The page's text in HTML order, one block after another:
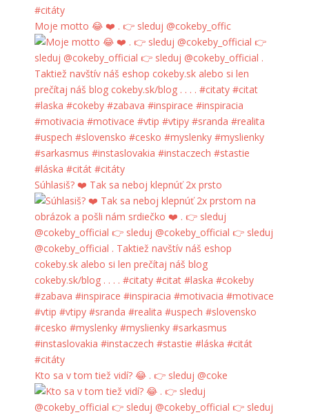
Moje motto 😂 ❤️ . 👉 sleduj @cokeby_offic
Súhlasiš? ❤️ Tak sa neboj klepnúť 2x prsto
Kto sa v tom tiež vidí? 😂 . 👉 sleduj @coke